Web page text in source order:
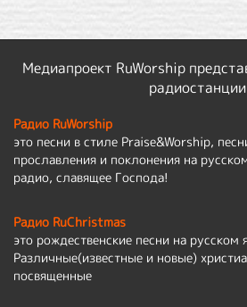
Медиапроект RuWorship
Радио RuWorship
это песни в стиле Praise&Worship,
прославления и поклонения на
радио, славящее Господа!
Радио RuChristmas
это рождественские песни на русском
Различные(известные и новые)
посвященные